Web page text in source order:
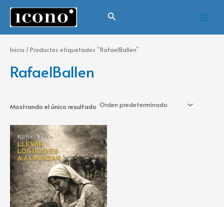
contenido
Buscar
Menu
Inicio / Productos etiquetados “RafaelBallen”
RafaelBallen
Mostrando el único resultado